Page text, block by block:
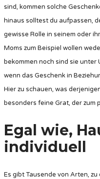
sind, kommen solche
hinaus solltest du aufpassen,
gewisse Rolle in seinem oder
Moms zum Beispiel wollen
bekommen noch sind sie
wenn das Geschenk in
Hier zu schauen, was
besonders feine Grat, der zum
Egal wie,
individuell
Es gibt Tausende von Arten,